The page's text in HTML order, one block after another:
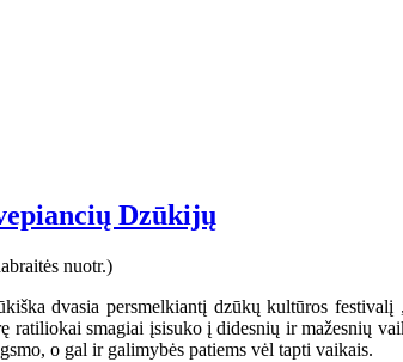
Dzūkijų
dvasia persmelkiantį dzūkų kultūros
ratiliokai smagiai įsisuko į didesnių ir mažesnių
o gal ir galimybės patiems vėl tapti vaikais.